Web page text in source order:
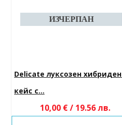
Delicate луксозен хибриден
кейс с...
10,00 € / 19.56 лв.